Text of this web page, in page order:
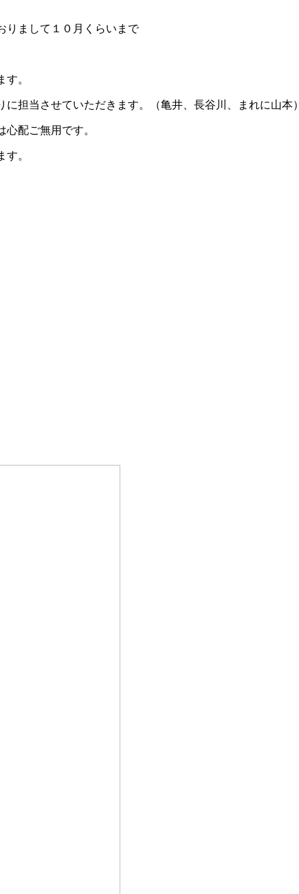
りまして１０月くらいまで
。
担当させていただきます。（亀井、長谷川、まれに山本）
配ご無用です。
。